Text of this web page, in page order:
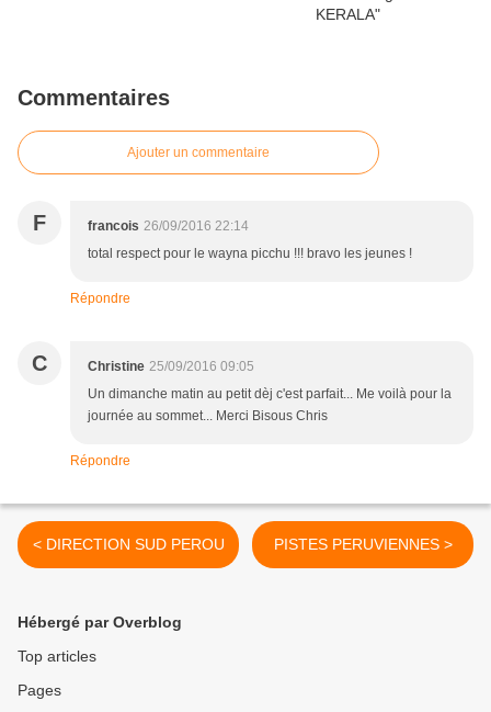
Commentaires
Ajouter un commentaire
F francois 26/09/2016 22:14
total respect pour le wayna picchu !!! bravo les jeunes !
Répondre
C Christine 25/09/2016 09:05
Un dimanche matin au petit dèj c'est parfait... Me voilà pour la
journée au sommet... Merci Bisous Chris
Répondre
< DIRECTION SUD PEROU PISTES PERUVIENNES >
Hébergé par Overblog
Top articles
Pages